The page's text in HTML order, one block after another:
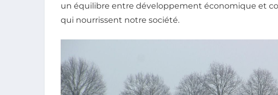
un équilibre entre développement économique et
qui nourrissent notre société.